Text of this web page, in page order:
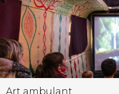
Art ambulant